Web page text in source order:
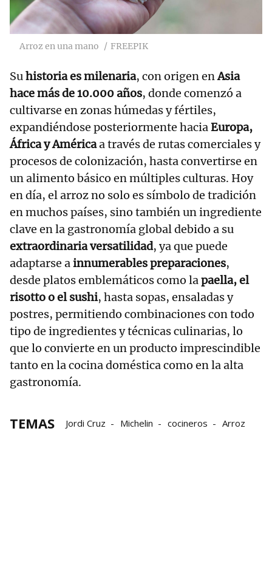
Arroz en una mano FREEPIK
Suhistoria es milenaria, con origen enAsia
hace más de 10.000 años, donde comenzó a
cultivarse en zonas húmedas y fértiles,
expandiéndose posteriormente haciaEuropa,
África y Américaa través de rutas comerciales y
procesos de colonización, hasta convertirse en
un alimento básico en múltiples culturas. Hoy
en día, el arroz no solo es símbolo de tradición
en muchos países, sino también un ingrediente
clave en la gastronomía global debido a su
extraordinaria versatilidad, ya que puede
adaptarse ainnumerables preparaciones,
desde platos emblemáticos como lapaella, el
risotto o el sushi, hasta sopas, ensaladas y
postres, permitiendo combinaciones con todo
tipo de ingredientes y técnicas culinarias, lo
que lo convierte en un producto imprescindible
tanto en la cocina doméstica como en la alta
gastronomía.
TEMAS Jordi Cruz Michelin cocineros Arroz